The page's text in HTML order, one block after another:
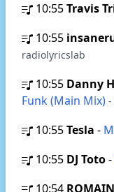
10:55Travis
10:55
radiolyricslab
10:55 Danny
Funk (Main Mix) -
10:55Tesla -
10:55 DJ Toto-
10:54